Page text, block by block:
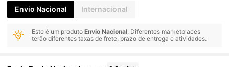
Envio Nacional Internacional
Este é um produtoEnvio Nacional. Diferentes marketplaces
terão diferentes taxas de frete, prazo de entrega e atividades.